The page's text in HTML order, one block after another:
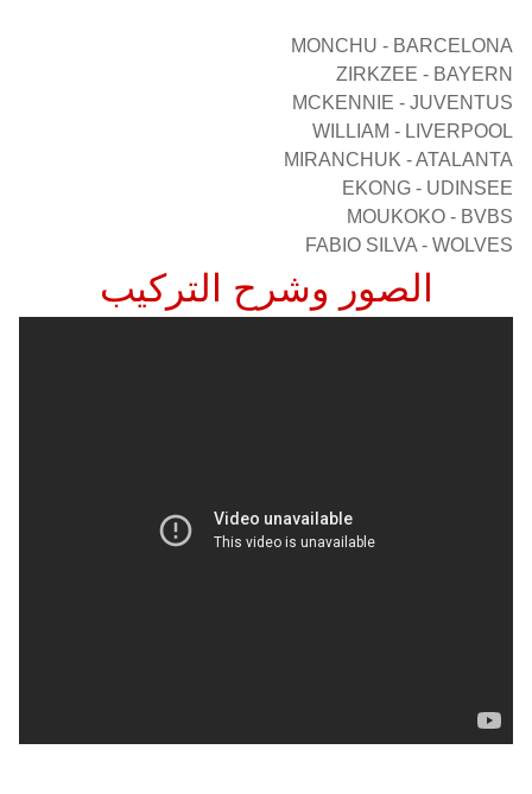
MONCHU - BARCELONA
ZIRKZEE - BAYERN
MCKENNIE - JUVENTUS
WILLIAM - LIVERPOOL
MIRANCHUK - ATALANTA
EKONG - UDINSEE
MOUKOKO - BVBS
FABIO SILVA - WOLVES
الصور وشرح التركيب